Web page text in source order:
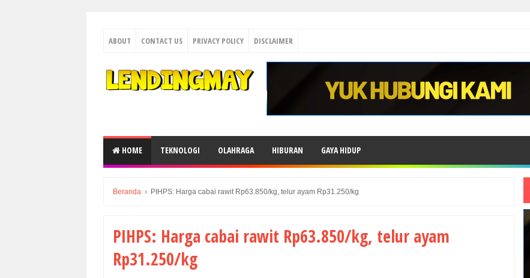
ABOUT CONTACT US PRIVACY POLICY DISCLAIMER
HOME TEKNOLOGI OLAHRAGA HIBURAN GAYA HIDUP
Beranda › PIHPS: Harga cabai rawit Rp63.850/kg, telur ayam Rp31.250/kg
PIHPS: Harga cabai rawit Rp63.850/kg, telur ayam
Rp31.250/kg